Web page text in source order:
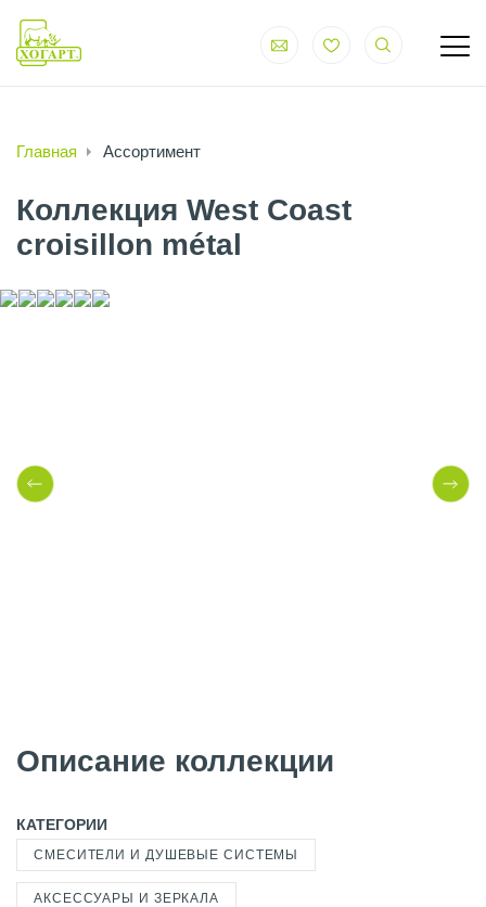
Главная Ассортимент
Коллекция West Coast
croisillon métal
Описание коллекции
КАТЕГОРИИ
СМЕСИТЕЛИ И ДУШЕВЫЕ СИСТЕМЫ
АКСЕССУАРЫ И ЗЕРКАЛА